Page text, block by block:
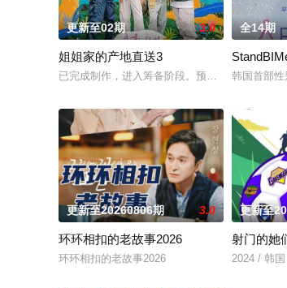
更新至02期 3.0
姐姐家的产地直送3
已完成制作，进入筹备阶段。预计将于明年初开
全14期
韩国首部性
更新至20260806期 3.0
环环相扣的老故事2026
环环相扣的老故事2026
更新至
射门的她
2024 / 韩